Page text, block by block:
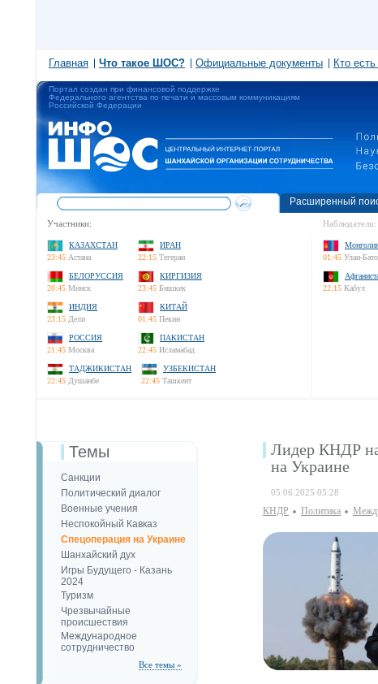
Главная Что такое ШОС? Официальные документы Кто есть
Портал создан при финансовой поддержке
Федерального агентства по печати и массовым коммуникациям
Российской Федерации
Расширенный
Участники:
КАЗАХСТАН
23:45 Астана
ИРАН
22:15 Тегеран
БЕЛОРУССИЯ
20:45 Минск
КИРГИЗИЯ
23:45 Бишкек
ИНДИЯ
23:15 Дели
КИТАЙ
01:45 Пекин
РОССИЯ
21:45 Москва
ПАКИСТАН
22:45 Исламабад
ТАДЖИКИСТАН
22:45 Душанбе
УЗБЕКИСТАН
22:45 Ташкент
Наблюдатели:
01:45 Улан-
22:15 Кабул
Темы
Санкции
Политический диалог
Военные учения
Неспокойный Кавказ
Спецоперация на Украине
Шанхайский дух
Игры Будущего - Казань
2024
Туризм
Чрезвычайные
происшествия
Международное
сотрудничество
Все темы »
Лидер КНДР
на Украине
05.06.2025 05:28
КНДР Политика